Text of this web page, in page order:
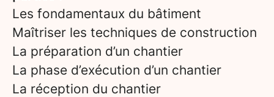
Les fondamentaux du bâtiment
Maîtriser les techniques de construction
La préparation d’un chantier
La phase d’exécution d’un chantier
La réception du chantier